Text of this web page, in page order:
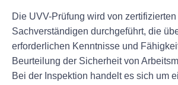
Die UVV-Prüfung wird von zertifizierten
Sachverständigen durchgeführt, die
erforderlichen Kenntnisse und
Beurteilung der Sicherheit von
Bei der Inspektion handelt es sich um